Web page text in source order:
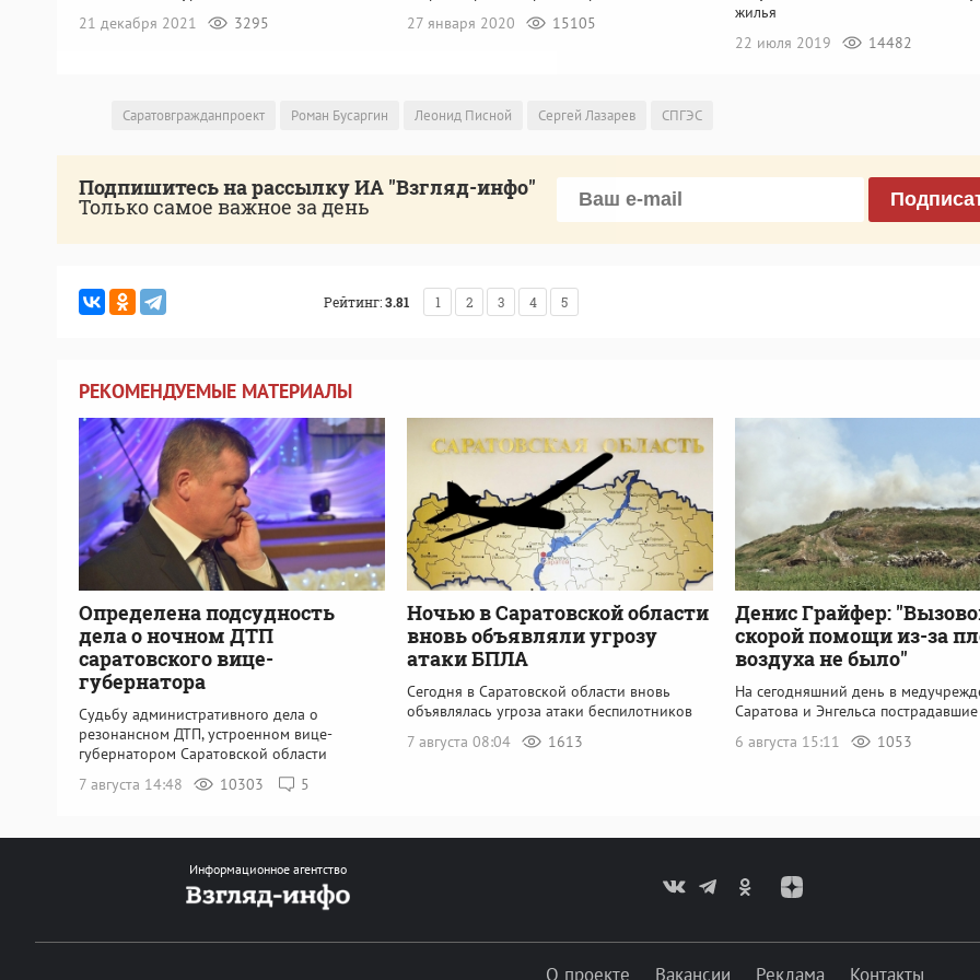
21 декабря 2021
3295
27 января 2020
15105
жилья
22 июля 2019
14482
Саратовгражданпроект Роман Бусаргин Леонид Писной Сергей Лазарев СПГЭС
Подпишитесь на рассылку ИА "Взгляд-инфо"
Только самое важное за день
Рейтинг:3.81 1 2 3 4 5
РЕКОМЕНДУЕМЫЕ МАТЕРИАЛЫ
Определена подсудность
дела о ночном ДТП
саратовского вице-
губернатора
Судьбу административного дела о
резонансном ДТП, устроенном вице-
губернатором Саратовской области
7 августа 14:48
10303 5
Ночью в Саратовской области
вновь объявляли угрозу
атаки БПЛА
Сегодня в Саратовской области вновь
объявлялась угроза атаки беспилотников
7 августа 08:04
1613
Денис Грайфер:
скорой помощи из-за
воздуха не было"
На сегодняшний день в
Саратова и Энгельса
6 августа 15:11
1053
Информационное агентство
О проекте Вакансии Реклама Контакты